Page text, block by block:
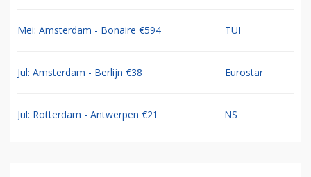
Mei: Amsterdam - Bonaire €594 TUI
Jul: Amsterdam - Berlijn €38 Eurostar
Jul: Rotterdam - Antwerpen €21 NS